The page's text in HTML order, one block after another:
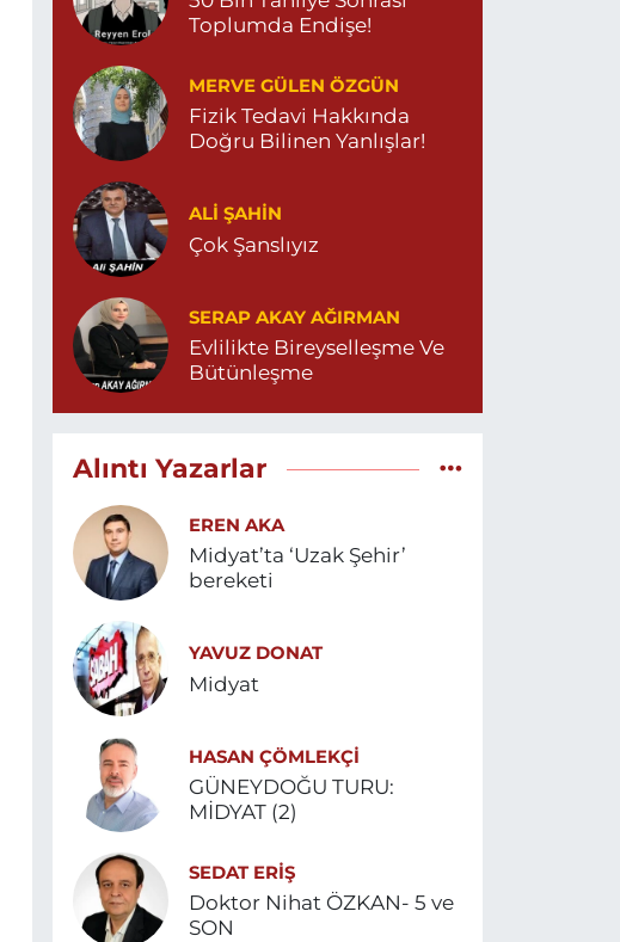
Toplumda Endişe!
MERVE GÜLEN ÖZGÜN
Fizik Tedavi Hakkında
Doğru Bilinen Yanlışlar!
ALI ŞAHİN
Çok Şanslıyız
SERAP AKAY AĞIRMAN
Evlilikte Bireyselleşme Ve
Bütünleşme
Alıntı Yazarlar
EREN AKA
Midyat’ta ‘Uzak Şehir’
bereketi
YAVUZ DONAT
Midyat
HASAN ÇÖMLEKÇİ
GÜNEYDOĞU TURU:
MİDYAT (2)
SEDAT ERİŞ
Doktor Nihat ÖZKAN- 5 ve
SON